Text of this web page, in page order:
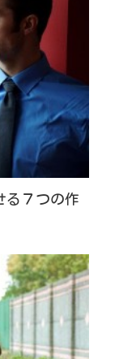
る７つの作